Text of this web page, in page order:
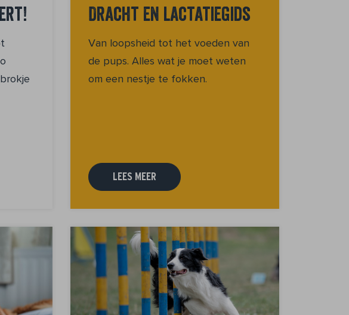
Dracht en lactatiegids
Van loopsheid tot het voeden van
de pups. Alles wat je moet weten
om een nestje te fokken.
LEES MEER